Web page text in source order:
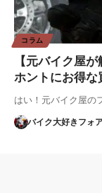
コラム
【元バイク屋
ホントにお得な
はい！元バイク屋の
バイク大好きフォ